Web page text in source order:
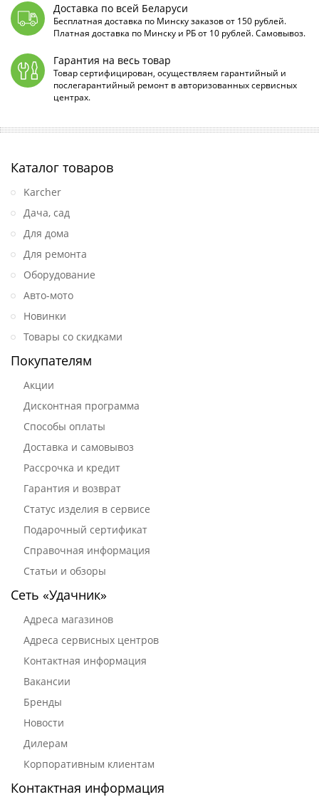
Доставка по всей Беларуси
Бесплатная доставка по Минску заказов от 150 рублей.
Платная доставка по Минску и РБ от 10 рублей. Самовывоз.
Гарантия на весь товар
Товар сертифицирован, осуществляем гарантийный и
послегарантийный ремонт в авторизованных сервисных
центрах.
Каталог товаров
Karcher
Дача, сад
Для дома
Для ремонта
Оборудование
Авто-мото
Новинки
Товары со скидками
Покупателям
Акции
Дисконтная программа
Способы оплаты
Доставка и самовывоз
Рассрочка и кредит
Гарантия и возврат
Статус изделия в сервисе
Подарочный сертификат
Справочная информация
Статьи и обзоры
Сеть «Удачник»
Адреса магазинов
Адреса сервисных центров
Контактная информация
Вакансии
Бренды
Новости
Дилерам
Корпоративным клиентам
Контактная информация